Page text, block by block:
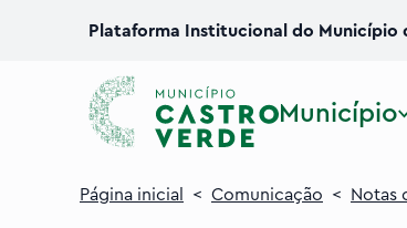
Plataforma Institucional do Município
Município
Página inicial < Comunicação < Notas